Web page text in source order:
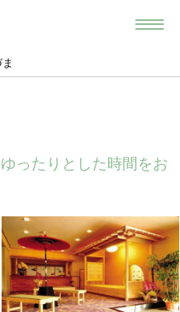
ったりとした時間をお